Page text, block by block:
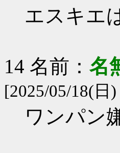
エスキエ
14 名前： 名
[2025/05/18(日
ワンパン